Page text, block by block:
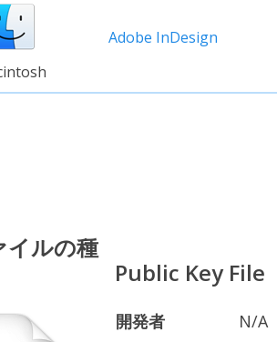
Adobe InDesign
イルの種
Public Key File
開発者
N/A